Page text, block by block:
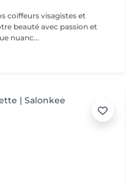
coiffeurs visagistes et
beauté avec passion et
nuanc...